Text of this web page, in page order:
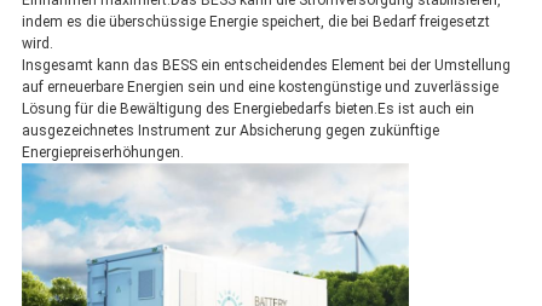
indem es die überschüssige Energie speichert, die bei Bedarf freigesetzt
wird.
Insgesamt kann das BESS ein entscheidendes Element bei der Umstellung
auf erneuerbare Energien sein und eine kostengünstige und zuverlässige
Lösung für die Bewältigung des Energiebedarfs bieten.Es ist auch ein
ausgezeichnetes Instrument zur Absicherung gegen zukünftige
Energiepreiserhöhungen.